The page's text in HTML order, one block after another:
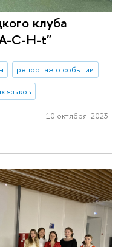
клуба
C-H-t"
репортаж о событии
языков
10 октября 2023